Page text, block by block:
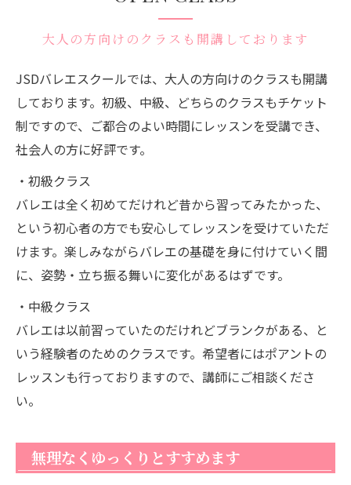
大人の方向けのクラスも開講しております
JSDバレエスクールでは、大人の方向けのクラスも開講
しております。初級、中級、どちらのクラスもチケット
制ですので、ご都合のよい時間にレッスンを受講でき、
社会人の方に好評です。
・初級クラス
バレエは全く初めてだけれど昔から習ってみたかった、
という初心者の方でも安心してレッスンを受けていただ
けます。楽しみながらバレエの基礎を身に付けていく間
に、姿勢・立ち振る舞いに変化があるはずです。
・中級クラス
バレエは以前習っていたのだけれどブランクがある、と
いう経験者のためのクラスです。希望者にはポアントの
レッスンも行っておりますので、講師にご相談くださ
い。
無理なくゆっくりとすすめます